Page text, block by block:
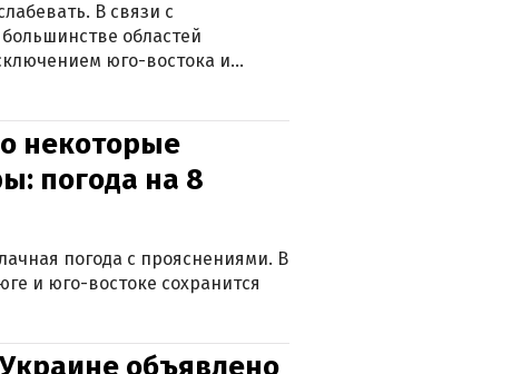
В связи с
областей
юго-востока и
некоторые
погода на 8
погода с прояснениями. В
и юго-востоке сохранится
объявлено